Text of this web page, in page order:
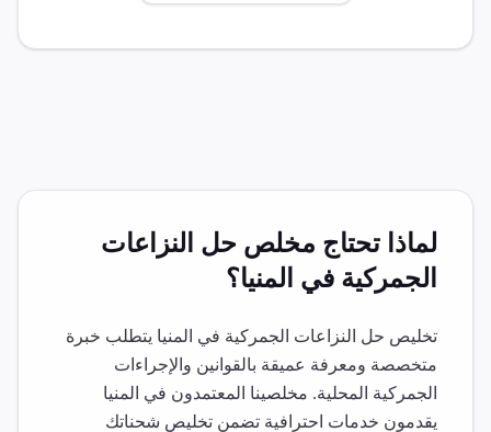
لماذا تحتاج مخلص حل النزاعات
الجمركية في المنيا؟
تخليص حل النزاعات الجمركية في المنيا يتطلب خبرة
متخصصة ومعرفة عميقة بالقوانين والإجراءات
الجمركية المحلية. مخلصينا المعتمدون في المنيا
يقدمون خدمات احترافية تضمن تخليص شحناتك